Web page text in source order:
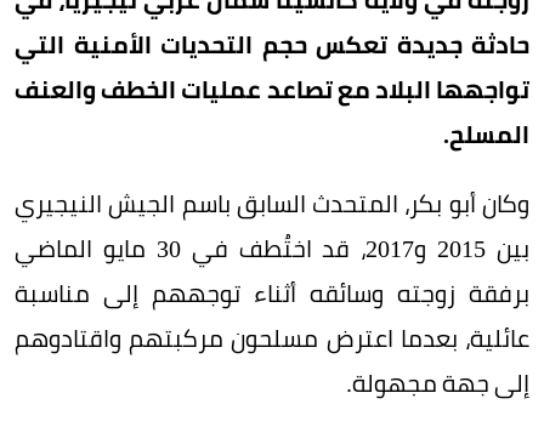
حادثة جديدة تعكس حجم التحديات الأمنية التي
تواجهها البلاد مع تصاعد عمليات الخطف والعنف
المسلح.
وكان أبو بكر، المتحدث السابق باسم الجيش النيجيري
بين 2015 و2017، قد اختُطف في 30 مايو الماضي
برفقة زوجته وسائقه أثناء توجههم إلى مناسبة
عائلية، بعدما اعترض مسلحون مركبتهم واقتادوهم
إلى جهة مجهولة.